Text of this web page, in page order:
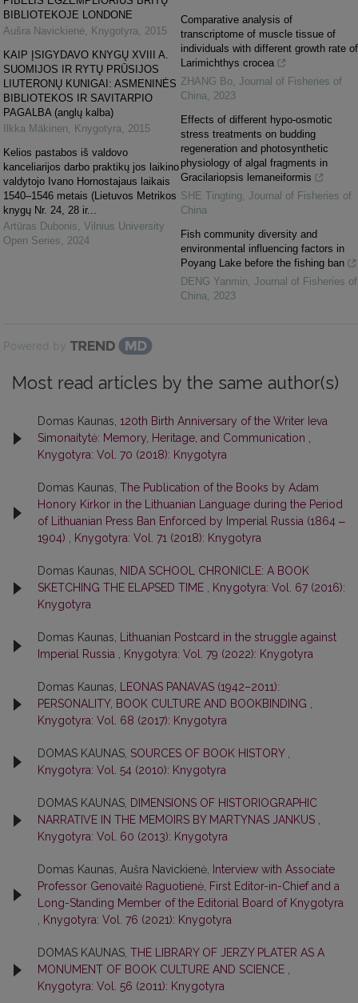
BIBLIOTEKOJE LONDONE
Aušra Navickienė, Knygotyra, 2015
KAIP ĮSIGYDAVO KNYGŲ XVIII A.
SUOMIJOS IR RYTŲ PRŪSIJOS
LIUTERONŲ KUNIGAI: ASMENINĖS
BIBLIOTEKOS IR SAVITARPIO
PAGALBA (anglų kalba)
Ilkka Mäkinen, Knygotyra, 2015
Kelios pastabos iš valdovo
kanceliarijos darbo praktikų jos laikino
valdytojo Ivano Hornostajaus laikais
1540–1546 metais (Lietuvos Metrikos
knygų Nr. 24, 28 ir...
Artūras Dubonis, Vilnius University
Open Series, 2024
Comparative analysis of
transcriptome of muscle tissue of
individuals with different growth rate of
Larimichthys crocea
ZHANG Bo, Journal of Fisheries of
China, 2023
Effects of different hypo-osmotic
stress treatments on budding
regeneration and photosynthetic
physiology of algal fragments in
Gracilariopsis lemaneiformis
SHE Tingting, Journal of Fisheries of
China
Fish community diversity and
environmental influencing factors in
Poyang Lake before the fishing ban
DENG Yanmin, Journal of Fisheries of
China, 2023
Powered by
Most read articles by the same author(s)
Domas Kaunas, 120th Birth Anniversary of the Writer Ieva
Simonaitytė: Memory, Heritage, and Communication ,
Knygotyra: Vol. 70 (2018): Knygotyra
Domas Kaunas, The Publication of the Books by Adam
Honory Kirkor in the Lithuanian Language during the Period
of Lithuanian Press Ban Enforced by Imperial Russia (1864 ‒
1904) , Knygotyra: Vol. 71 (2018): Knygotyra
Domas Kaunas, NIDA SCHOOL CHRONICLE: A BOOK
SKETCHING THE ELAPSED TIME , Knygotyra: Vol. 67 (2016):
Knygotyra
Domas Kaunas, Lithuanian Postcard in the struggle against
Imperial Russia , Knygotyra: Vol. 79 (2022): Knygotyra
Domas Kaunas, LEONAS PANAVAS (1942–2011):
PERSONALITY, BOOK CULTURE AND BOOKBINDING ,
Knygotyra: Vol. 68 (2017): Knygotyra
DOMAS KAUNAS, SOURCES OF BOOK HISTORY ,
Knygotyra: Vol. 54 (2010): Knygotyra
DOMAS KAUNAS, DIMENSIONS OF HISTORIOGRAPHIC
NARRATIVE IN THE MEMOIRS BY MARTYNAS JANKUS ,
Knygotyra: Vol. 60 (2013): Knygotyra
Domas Kaunas, Aušra Navickienė, Interview with Associate
Professor Genovaitė Raguotienė, First Editor-in-Chief and a
Long-Standing Member of the Editorial Board of Knygotyra
, Knygotyra: Vol. 76 (2021): Knygotyra
DOMAS KAUNAS, THE LIBRARY OF JERZY PLATER AS A
MONUMENT OF BOOK CULTURE AND SCIENCE ,
Knygotyra: Vol. 56 (2011): Knygotyra